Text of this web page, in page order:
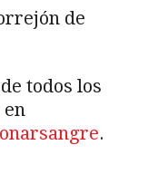
de
todos los
en
.